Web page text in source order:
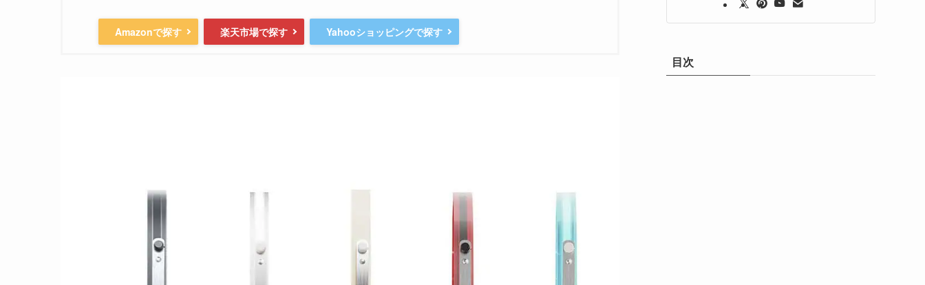
Amazonで探す 楽天市場で探す Yahooショッピングで探す
目次